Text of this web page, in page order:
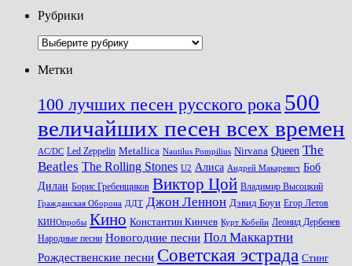
Рубрики
Рубрики
Метки
100 лучших песен русского рока 500
величайших песен всех времен
AC/DC Led Zeppelin Metallica Nautilus Pompilius Nirvana Queen The
Beatles The Rolling Stones U2 Алиса Андрей Макаревич Боб
Дилан Борис Гребенщиков Виктор Цой Владимир Высоцкий
Гражданская Оборона ДДТ Джон Леннон Дэвид Боуи Егор Летов
КИНОпробы Кино Константин Кинчев Курт Кобейн Леонид Дербенев
Народные песни Новогодние песни Пол Маккартни
Рождественские песни Советская эстрада Стинг